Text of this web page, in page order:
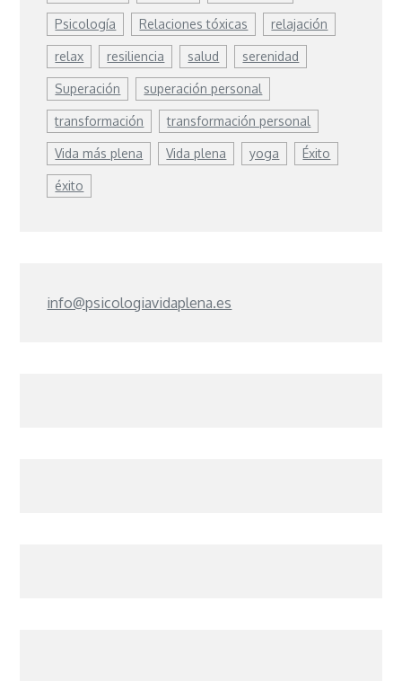
Psicología Relaciones tóxicas relajación
relax resiliencia salud serenidad
Superación superación personal
transformación transformación personal
Vida más plena Vida plena yoga Éxito
éxito
info@psicologiavidaplena.es